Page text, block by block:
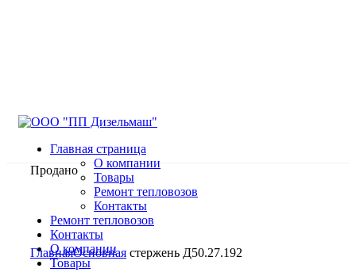
Главная страница
О компании
Товары
Ремонт тепловозов
Контакты
Ремонт тепловозов
Контакты
О компании
Товары
Продано
Нажмите, чтобы увеличить
ГлавнаяОсновная стержень Д50.27.192